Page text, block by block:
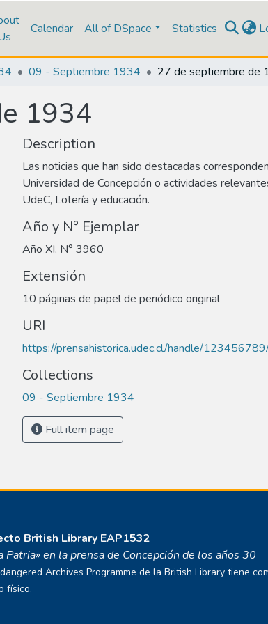
Calendar All of DSpace Statistics
09 - Septiembre 1934 27 de septiembre de
1934
Description
Las noticias que han sido destacadas
Universidad de Concepción o actividades
UdeC, Lotería y educación.
Año y N° Ejemplar
Año XI. N° 3960
Extensión
10 páginas de papel de periódico original
URI
https://prensahistorica.udec.cl/handle/
Collections
09 - Septiembre 1934
Full item page
British Library EAP1532
en la prensa de Concepción de los años 30
Archives Programme de la British Library tiene
físico.